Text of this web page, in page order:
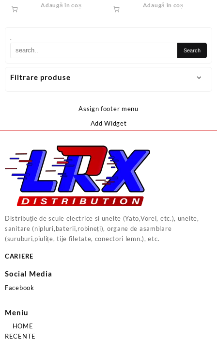
.
Filtrare produse
Adaugă în coș Adaugă în coș
Assign footer menu
Add Widget
Distribuție de scule electrice si unelte (Yato,Vorel, etc.), unelte,
sanitare (nipluri,baterii,robineți), organe de asamblare
(suruburi,piulițe, tije filetate, conectori lemn.), etc.
CARIERE
Social Media
Facebook
Meniu
HOME
RECENTE